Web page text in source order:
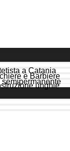
a Catania
e Barbiere
unghie